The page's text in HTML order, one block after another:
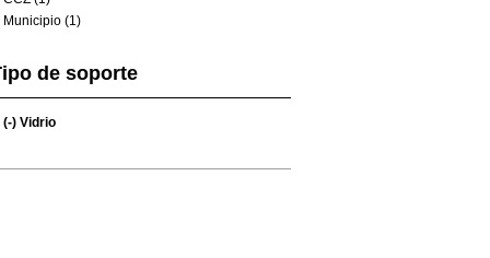
Municipio (1)
de soporte
(-) Vidrio